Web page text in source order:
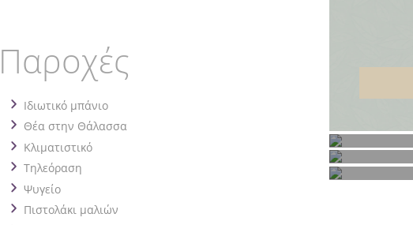
Παροχές
Ιδιωτικό μπάνιο
Θέα στην Θάλασσα
Κλιματιστικό
Τηλεόραση
Ψυγείο
Πιστολάκι μαλιών